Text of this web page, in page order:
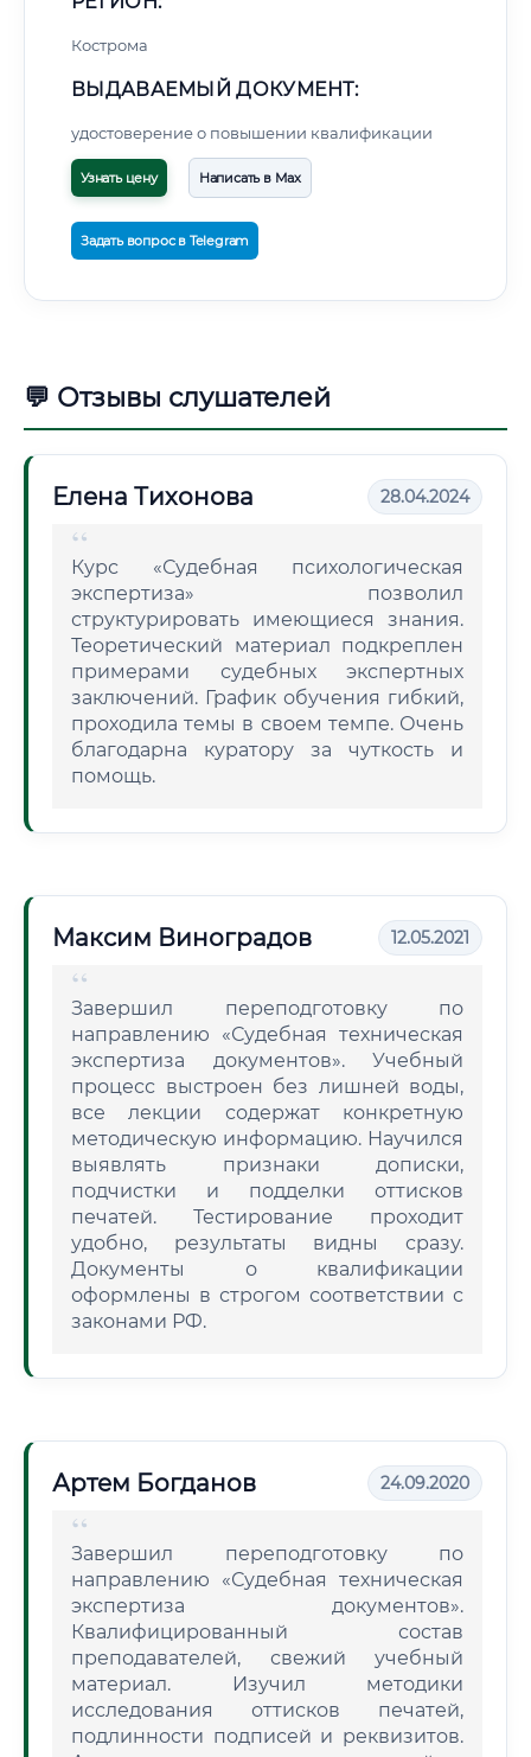
Кострома
ВЫДАВАЕМЫЙ ДОКУМЕНТ:
удостоверение о повышении квалификации
Узнать цену Написать в Max
Задать вопрос в Telegram
💬 Отзывы слушателей
Елена Тихонова 28.04.2024
Курс «Судебная психологическая
экспертиза» позволил
структурировать имеющиеся знания.
Теоретический материал подкреплен
примерами судебных экспертных
заключений. График обучения гибкий,
проходила темы в своем темпе. Очень
благодарна куратору за чуткость и
помощь.
Максим Виноградов 12.05.2021
Завершил переподготовку по
направлению «Судебная техническая
экспертиза документов». Учебный
процесс выстроен без лишней воды,
все лекции содержат конкретную
методическую информацию. Научился
выявлять признаки дописки,
подчистки и подделки оттисков
печатей. Тестирование проходит
удобно, результаты видны сразу.
Документы о квалификации
оформлены в строгом соответствии с
законами РФ.
Артем Богданов 24.09.2020
Завершил переподготовку по
направлению «Судебная техническая
экспертиза документов».
Квалифицированный состав
преподавателей, свежий учебный
материал. Изучил методики
исследования оттисков печатей,
подлинности подписей и реквизитов.